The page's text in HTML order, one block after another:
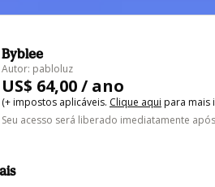
Byblee
Autor: pabloluz
US$ 64,00 / ano
(+ impostos aplicáveis. Clique aqui para mais
Seu acesso será liberado imediatamente